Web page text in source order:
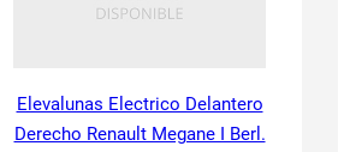
Elevalunas Electrico Delantero
Derecho Renault Megane I Berl.